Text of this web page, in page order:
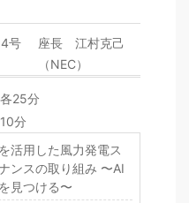
号
座長 江村克己
（NEC）
25分
分
活用した風力発電ス
ンスの取り組み 〜AI
見つける〜